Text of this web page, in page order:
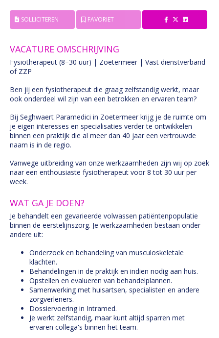
SOLLICITEREN FAVORIET
VACATURE OMSCHRIJVING
Fysiotherapeut (8–30 uur) | Zoetermeer | Vast dienstverband
of ZZP
Ben jij een fysiotherapeut die graag zelfstandig werkt, maar
ook onderdeel wil zijn van een betrokken en ervaren team?
Bij Seghwaert Paramedici in Zoetermeer krijg je de ruimte om
je eigen interesses en specialisaties verder te ontwikkelen
binnen een praktijk die al meer dan 40 jaar een vertrouwde
naam is in de regio.
Vanwege uitbreiding van onze werkzaamheden zijn wij op zoek
naar een enthousiaste fysiotherapeut voor 8 tot 30 uur per
week.
WAT GA JE DOEN?
Je behandelt een gevarieerde volwassen patiëntenpopulatie
binnen de eerstelijnszorg. Je werkzaamheden bestaan onder
andere uit:
Onderzoek en behandeling van musculoskeletale
klachten.
Behandelingen in de praktijk en indien nodig aan huis.
Opstellen en evalueren van behandelplannen.
Samenwerking met huisartsen, specialisten en andere
zorgverleners.
Dossiervoering in Intramed.
Je werkt zelfstandig, maar kunt altijd sparren met
ervaren collega's binnen het team.